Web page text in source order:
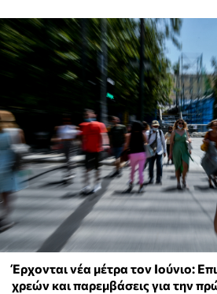
Έρχονται νέα μέτρα τον Ιούνιο:
χρεών και παρεμβάσεις για την